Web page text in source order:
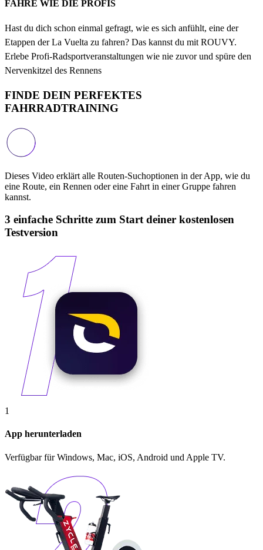
FAHRE WIE DIE PROFIS
Hast du dich schon einmal gefragt, wie es sich anfühlt, eine der
Etappen der La Vuelta zu fahren? Das kannst du mit ROUVY.
Erlebe Profi-Radsportveranstaltungen wie nie zuvor und spüre den
Nervenkitzel des Rennens
FINDE DEIN PERFEKTES
FAHRRADTRAINING
Dieses Video erklärt alle Routen-Suchoptionen in der App, wie du
eine Route, ein Rennen oder eine Fahrt in einer Gruppe fahren
kannst.
3 einfache Schritte zum Start deiner kostenlosen
Testversion
1
App herunterladen
Verfügbar für Windows, Mac, iOS, Android und Apple TV.